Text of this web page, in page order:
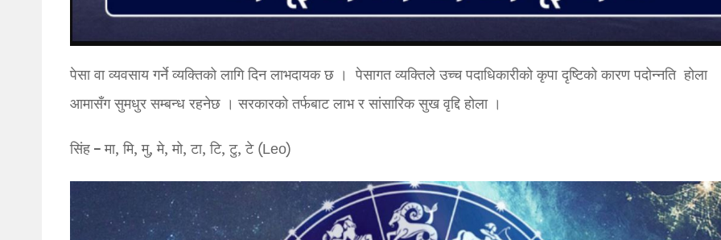
पेसा वा व्यवसाय गर्ने व्यक्तिको लागि दिन लाभदायक छ । पेसागत व्यक्तिले उच्च पदाधिकारीको कृपा दृष्टिको कारण पदोन्नति होला
आमासँग सुमधुर सम्बन्ध रहनेछ । सरकारको तर्फबाट लाभ र सांसारिक सुख वृद्दि होला ।
सिंह – मा, मि, मु, मे, मो, टा, टि, टु, टे (Leo)